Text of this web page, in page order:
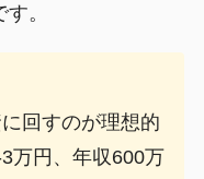
。
回すのが理想的
万円、年収600万